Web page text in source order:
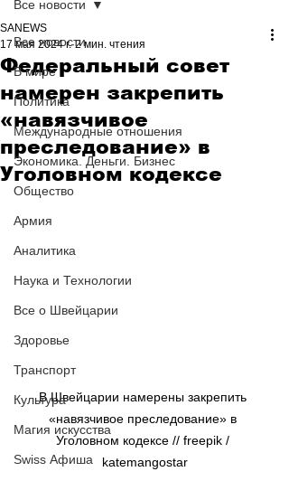
Все новости
В мире
Политика
Международные отношения
Экономика. Деньги. Бизнес
Общество
Армия
Аналитика
Наука и Технологии
Все о Швейцарии
Здоровье
Транспорт
Культура
Магия искусства
Swiss Афиша
Все новости
Федеральный совет
намерен закрепить
«навязчивое
преследование» в
Уголовном кодексе
SANEWS
17 мая 2024 г. 2 мин. чтения
В Швейцарии намерены закрепить
«навязчивое преследование» в
Уголовном кодексе // freepik /
katemangostar